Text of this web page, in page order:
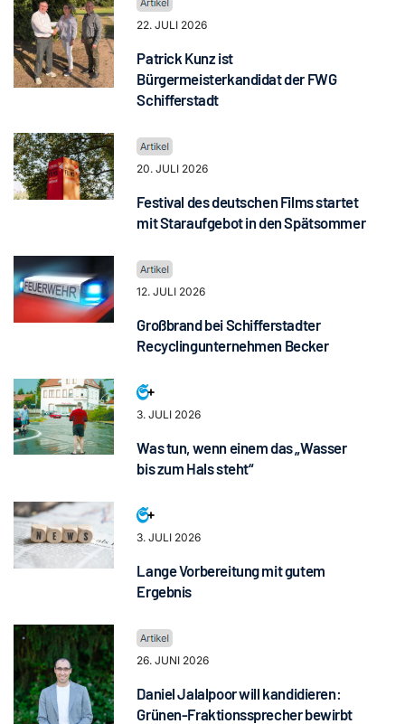
22. JULI 2026
Patrick Kunz ist
Bürgermeisterkandidat der FWG
Schifferstadt
20. JULI 2026
Festival des deutschen Films startet
mit Staraufgebot in den Spätsommer
12. JULI 2026
Großbrand bei Schifferstadter
Recyclingunternehmen Becker
3. JULI 2026
Was tun, wenn einem das „Wasser
bis zum Hals steht“
3. JULI 2026
Lange Vorbereitung mit gutem
Ergebnis
26. JUNI 2026
Daniel Jalalpoor will kandidieren:
Grünen-Fraktionssprecher bewirbt